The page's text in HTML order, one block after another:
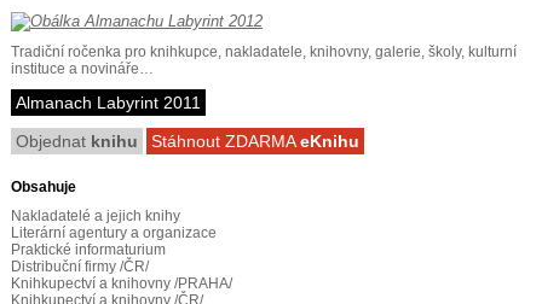
Tradiční ročenka pro knihkupce, nakladatele, knihovny, galerie, školy, kulturní
instituce a novináře…
Almanach Labyrint 2011
Objednat knihu Stáhnout ZDARMAeKnihu
Obsahuje
Nakladatelé a jejich knihy
Literární agentury a organizace
Praktické informaturium
Distribuční firmy /ČR/
Knihkupectví a knihovny /PRAHA/
Knihkupectví a knihovny /ČR/